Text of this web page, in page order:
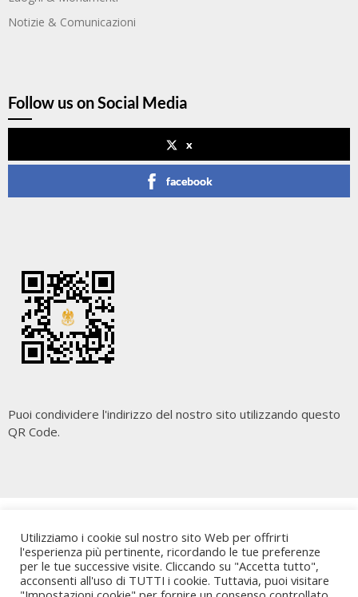
Notizie & Comunicazioni
Follow us on Social Media
x
facebook
Puoi condividere l'indirizzo del nostro sito utilizzando questo
QR Code.
Writers Blogily Theme
Utilizziamo i cookie sul nostro sito Web per offrirti
l'esperienza più pertinente, ricordando le tue preferenze
per le tue successive visite. Cliccando su "Accetta tutto",
acconsenti all'uso di TUTTI i cookie. Tuttavia, puoi visitare